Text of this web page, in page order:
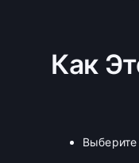
Как